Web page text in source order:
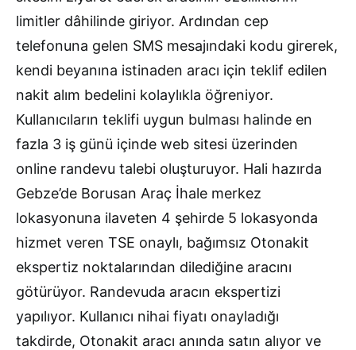
limitler dâhilinde giriyor. Ardından cep
telefonuna gelen SMS mesajındaki kodu girerek,
kendi beyanına istinaden aracı için teklif edilen
nakit alım bedelini kolaylıkla öğreniyor.
Kullanıcıların teklifi uygun bulması halinde en
fazla 3 iş günü içinde web sitesi üzerinden
online randevu talebi oluşturuyor. Hali hazırda
Gebze’de Borusan Araç İhale merkez
lokasyonuna ilaveten 4 şehirde 5 lokasyonda
hizmet veren TSE onaylı, bağımsız Otonakit
ekspertiz noktalarından dilediğine aracını
götürüyor. Randevuda aracın ekspertizi
yapılıyor. Kullanıcı nihai fiyatı onayladığı
takdirde, Otonakit aracı anında satın alıyor ve